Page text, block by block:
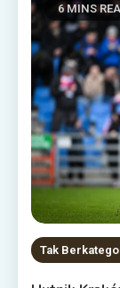
6 MINS
Tak